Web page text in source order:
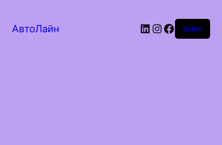
АвтоЛайн LinkedIn
Instagram
Facebook
Войти